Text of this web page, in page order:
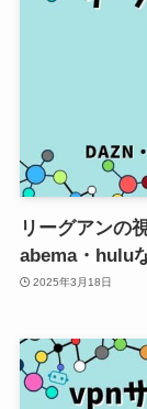
リーグアンの
abema・hulu
2025年3月18日